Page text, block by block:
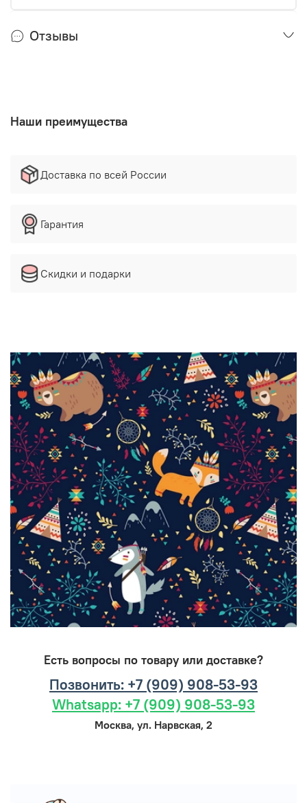
Отзывы
Наши преимущества
Доставка по всей России
Гарантия
Скидки и подарки
Есть вопросы по товару или доставке?
Позвонить: +7 (909) 908-53-93
Whatsapp: +7 (909) 908-53-93
Москва, ул. Нарвская, 2